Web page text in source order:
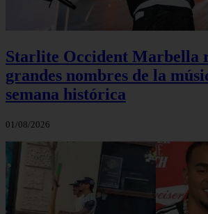
Starlite Occident Marbella
grandes nombres de la
semana histórica
01/08/2026